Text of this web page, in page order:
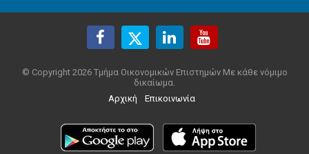
© Copyright 2026 Τμήμα Οικονομικών Επιστημών Με κάθε νόμιμο
δικαίωμα.
Αρχική
Επικοινωνία